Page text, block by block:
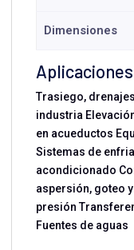
Dimensiones
Aplicaciones
Trasiego,
industria
en acueductos
Sistemas de
acondicionado
aspersión, goteo
presión
Fuentes de aguas